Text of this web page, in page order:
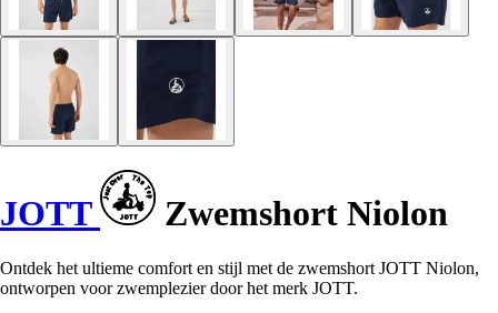
JOTT Zwemshort Niolon
Ontdek het ultieme comfort en stijl met de zwemshort JOTT Niolon,
ontworpen voor zwemplezier door het merk JOTT.